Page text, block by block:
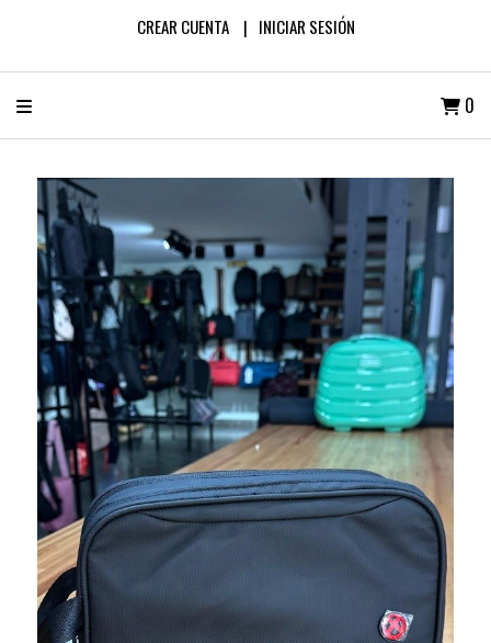
CREAR CUENTA INICIAR SESIÓN
0